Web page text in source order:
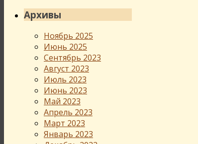
Архивы
Ноябрь 2025
Июнь 2025
Сентябрь 2023
Август 2023
Июль 2023
Июнь 2023
Май 2023
Апрель 2023
Март 2023
Январь 2023